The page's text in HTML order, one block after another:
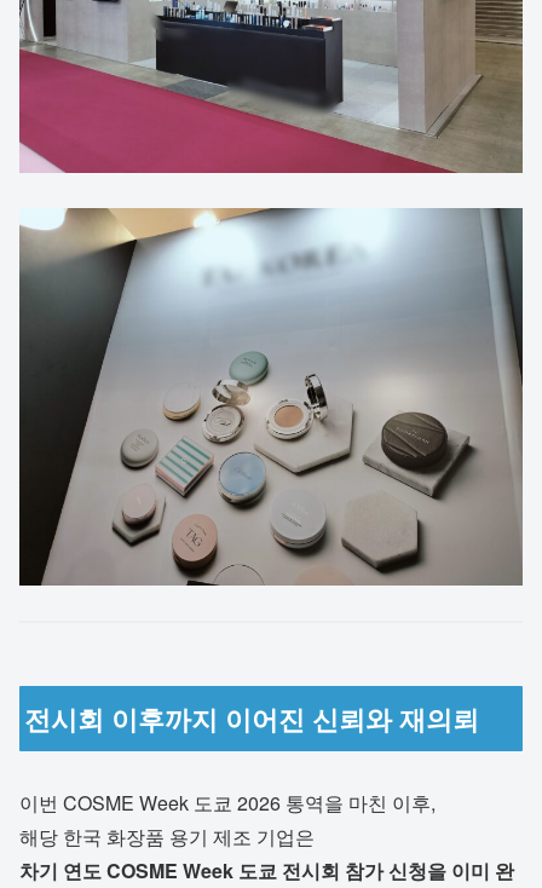
전시회 이후까지 이어진 신뢰와 재의뢰
이번 COSME Week 도쿄 2026 통역을 마친 이후,
해당 한국 화장품 용기 제조 기업은
차기 연도 COSME Week 도쿄 전시회 참가 신청을 이미 완